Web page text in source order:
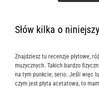
Słów kilka o
Znajdziesz tu recenzje płytowe,
muzycznych. Takich bardzo
na tym punkcie, serio. Jeśli więc
czym jest płyta acetatowa, to